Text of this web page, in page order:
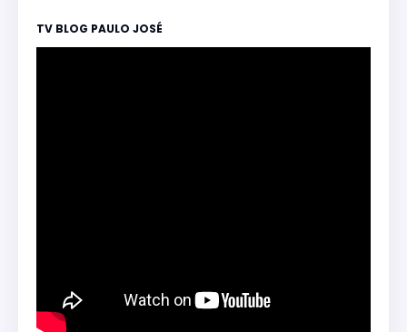
TV BLOG PAULO JOSÉ